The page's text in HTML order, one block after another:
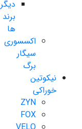
دیگر
برند
ها
اکسسوری
سیگار
برگ
نیکوتین
خوراکی
ZYN
FOX